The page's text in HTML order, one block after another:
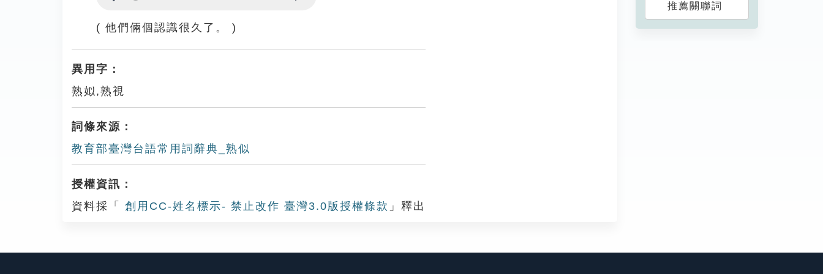
( 他們倆個認識很久了。 )
異用字：
熟姒,熟視
詞條來源：
教育部臺灣台語常用詞辭典_熟似
授權資訊：
資料採「
創用CC-姓名標示- 禁止改作 臺灣3.0版授權條款 」釋出
推薦關聯詞